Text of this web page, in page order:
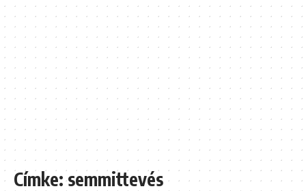
Címke:semmittevés